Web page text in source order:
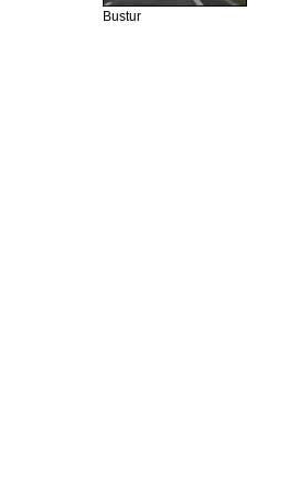
Bustur